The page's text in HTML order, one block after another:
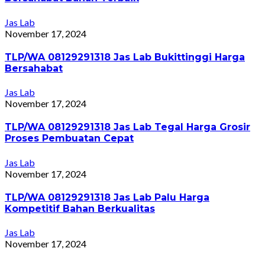
Jas Lab
November 17, 2024
TLP/WA 08129291318 Jas Lab Bukittinggi Harga
Bersahabat
Jas Lab
November 17, 2024
TLP/WA 08129291318 Jas Lab Tegal Harga Grosir
Proses Pembuatan Cepat
Jas Lab
November 17, 2024
TLP/WA 08129291318 Jas Lab Palu Harga
Kompetitif Bahan Berkualitas
Jas Lab
November 17, 2024